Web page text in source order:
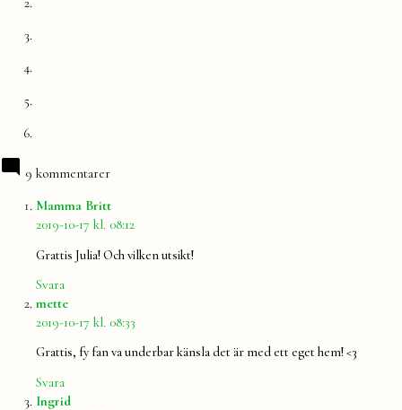
9 kommentarer
Mamma Brittsäger:
2019-10-17 kl. 08:12
Grattis Julia! Och vilken utsikt!
Svara
mettesäger:
2019-10-17 kl. 08:33
Grattis, fy fan va underbar känsla det är med ett eget hem! <3
Svara
Ingridsäger: